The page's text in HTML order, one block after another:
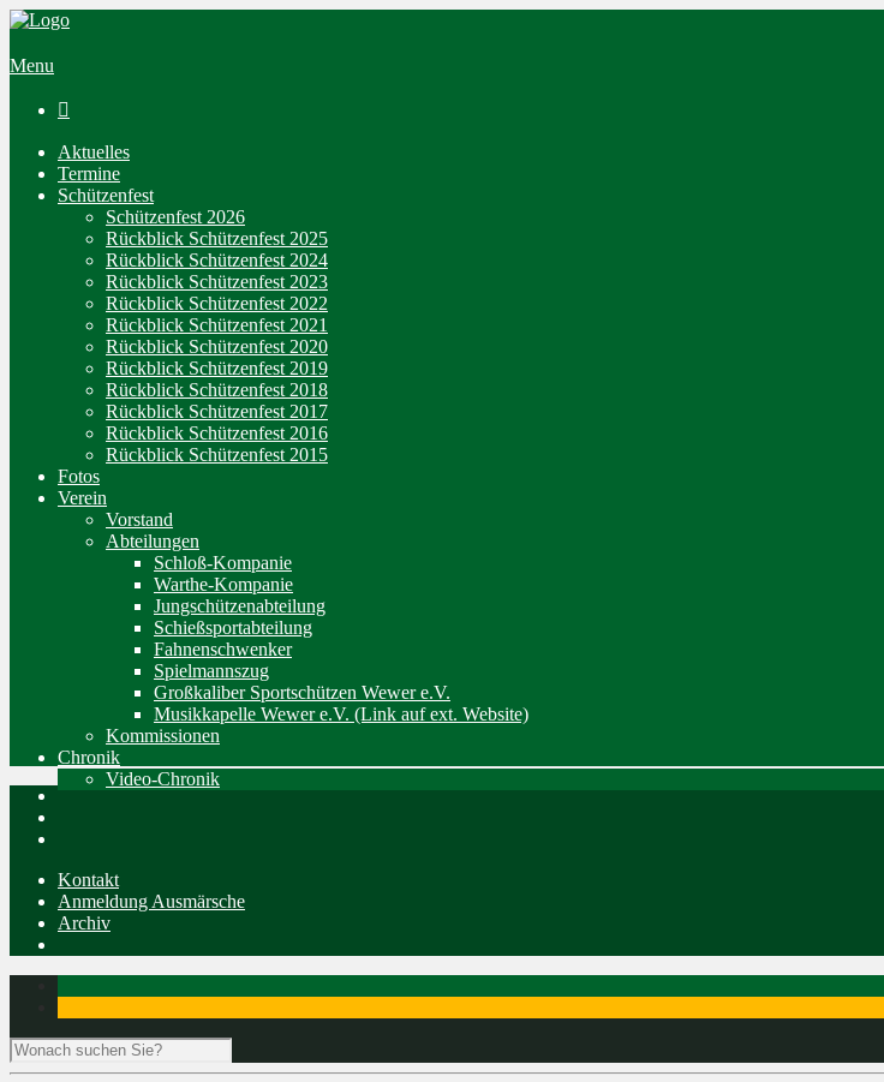
Menu

Aktuelles
Termine
Schützenfest
Schützenfest 2026
Rückblick Schützenfest 2025
Rückblick Schützenfest 2024
Rückblick Schützenfest 2023
Rückblick Schützenfest 2022
Rückblick Schützenfest 2021
Rückblick Schützenfest 2020
Rückblick Schützenfest 2019
Rückblick Schützenfest 2018
Rückblick Schützenfest 2017
Rückblick Schützenfest 2016
Rückblick Schützenfest 2015
Fotos
Verein
Vorstand
Abteilungen
Schloß-Kompanie
Warthe-Kompanie
Jungschützenabteilung
Schießsportabteilung
Fahnenschwenker
Spielmannszug
Großkaliber Sportschützen Wewer e.V.
Musikkapelle Wewer e.V. (Link auf ext. Website)
Kommissionen
Chronik
Video-Chronik
Kontakt
Anmeldung Ausmärsche
Archiv